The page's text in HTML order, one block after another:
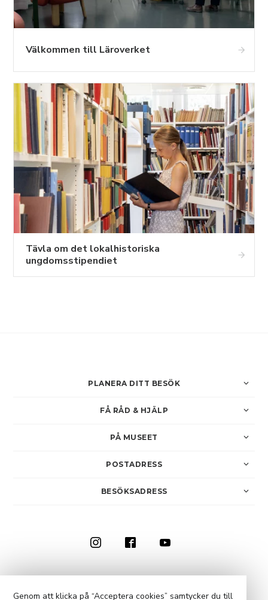
Välkommen till Läroverket
Tävla om det lokalhistoriska
ungdomsstipendiet
PLANERA DITT BESÖK
FÅ RÅD & HJÄLP
PÅ MUSEET
POSTADRESS
BESÖKSADRESS
Genom att klicka på “Acceptera cookies” samtycker du till